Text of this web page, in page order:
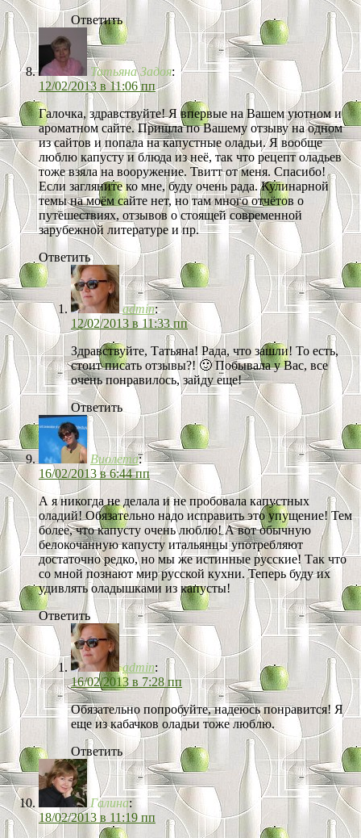
Ответить
Татьяна Задоя:
12/02/2013 в 11:06 пп
Галочка, здравствуйте! Я впервые на Вашем уютном и
ароматном сайте. Пришла по Вашему отзыву на одном
из сайтов и попала на капустные оладьи. Я вообще
люблю капусту и блюда из неё, так что рецепт оладьев
тоже взяла на вооружение. Твитт от меня. Спасибо!
Если загляните ко мне, буду очень рада. Кулинарной
темы на моём сайте нет, но там много отчётов о
путешествиях, отзывов о стоящей современной
зарубежной литературе и пр.
Ответить
admin:
12/02/2013 в 11:33 пп
Здравствуйте, Татьяна! Рада, что зашли! То есть,
стоит писать отзывы?! 🙂 Побывала у Вас, все
очень понравилось, зайду еще!
Ответить
Виолета:
16/02/2013 в 6:44 пп
А я никогда не делала и не пробовала капустных
оладий! Обязательно надо исправить это упущение! Тем
более, что капусту очень люблю! А вот обычную
белокочанную капусту итальянцы употребляют
достаточно редко, но мы же истинные русские! Так что
со мной познают мир русской кухни. Теперь буду их
удивлять оладышками из капусты!
Ответить
admin:
16/02/2013 в 7:28 пп
Обязательно попробуйте, надеюсь понравится! Я
еще из кабачков оладьи тоже люблю.
Ответить
Галина:
18/02/2013 в 11:19 пп